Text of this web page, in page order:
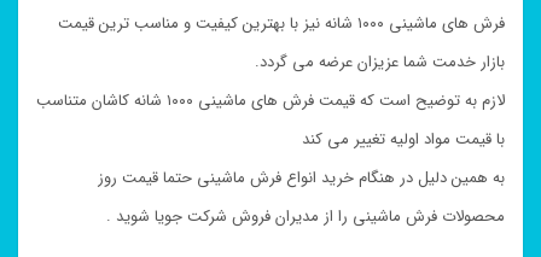
فرش های ماشینی ۱۰۰۰ شانه نیز با بهترین کیفیت و مناسب ترین قیمت
بازار خدمت شما عزیزان عرضه می گردد.
لازم به توضیح است که قیمت فرش های ماشینی ۱۰۰۰ شانه کاشان متناسب
با قیمت مواد اولیه تغییر می کند
به همین دلیل در هنگام خرید انواع فرش ماشینی حتما قیمت روز
محصولات فرش ماشینی را از مدیران فروش شرکت جویا شوید .